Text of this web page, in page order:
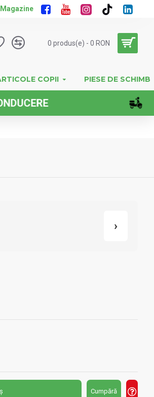
0 produs(e) - 0 RON
COPII PIESE DE SCHIMB
›
Cumpără